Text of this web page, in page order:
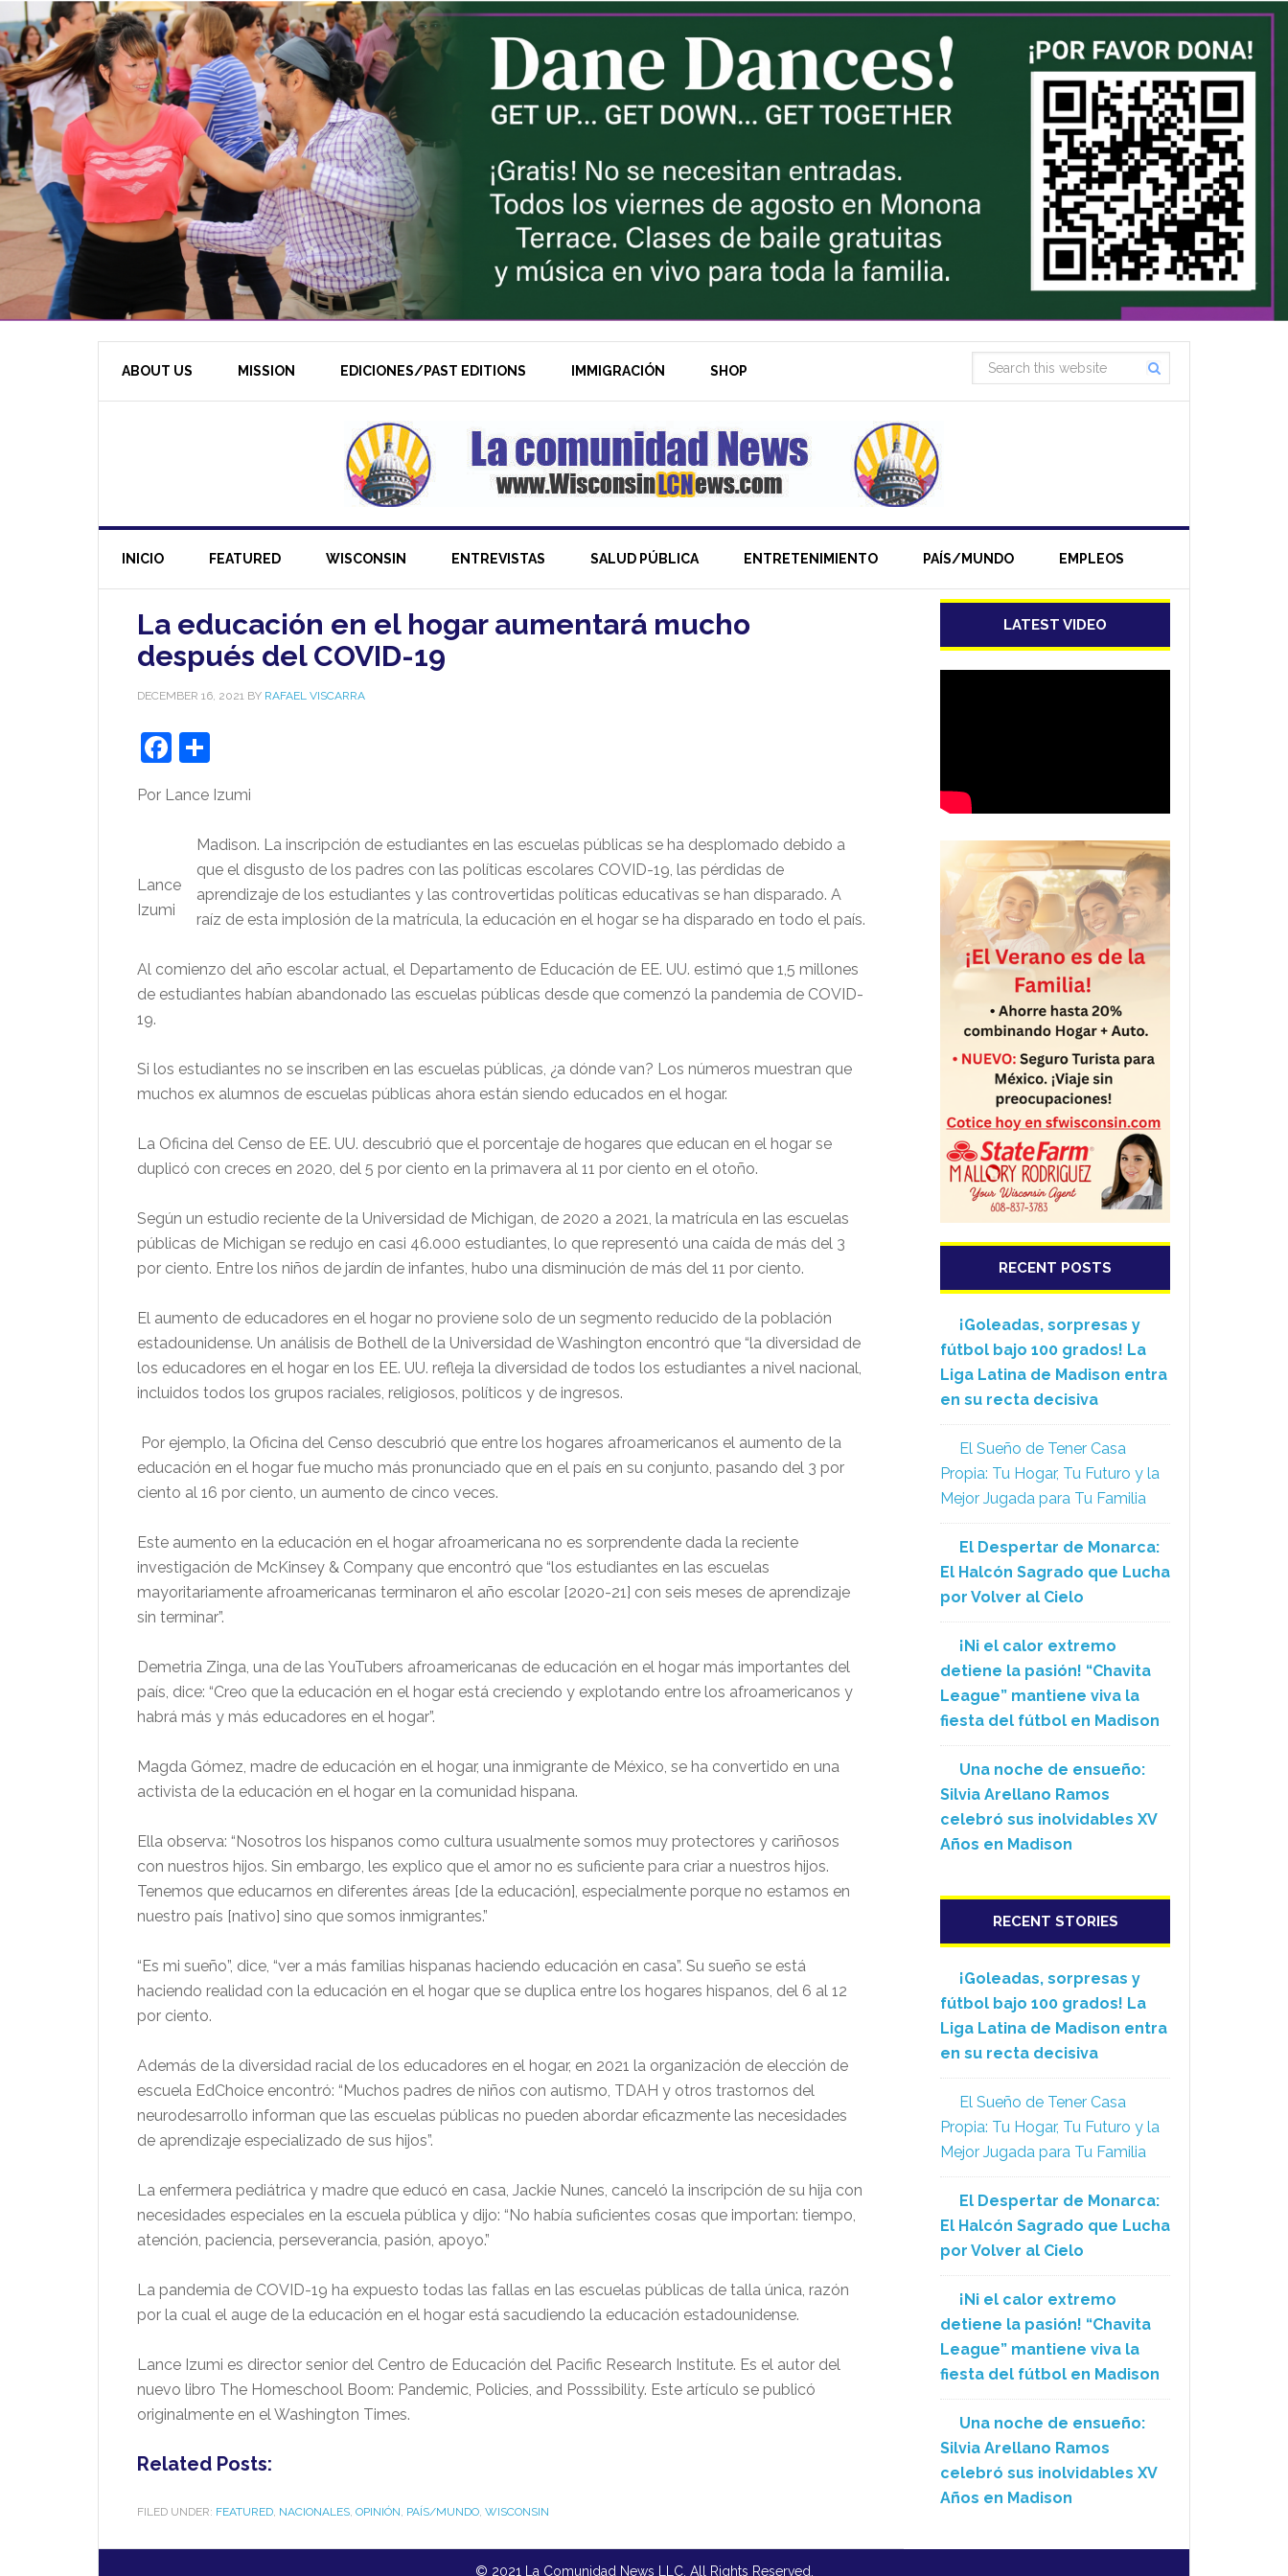
ABOUT US MISSION EDICIONES/PAST EDITIONS IMMIGRACIÓN SHOP
INICIO FEATURED WISCONSIN ENTREVISTAS SALUD PÚBLICA ENTRETENIMIENTO PAÍS/MUNDO EMPLEOS
La educación en el hogar aumentará mucho
después del COVID-19
DECEMBER 16, 2021 BY RAFAEL VISCARRA
Facebook
Por Lance Izumi
Lance
Izumi
Madison. La inscripción de estudiantes en las escuelas públicas se ha desplomado debido a
que el disgusto de los padres con las políticas escolares COVID-19, las pérdidas de
aprendizaje de los estudiantes y las controvertidas políticas educativas se han disparado. A
raíz de esta implosión de la matrícula, la educación en el hogar se ha disparado en todo el país.
Al comienzo del año escolar actual, el Departamento de Educación de EE. UU. estimó que 1,5 millones
de estudiantes habían abandonado las escuelas públicas desde que comenzó la pandemia de COVID-
19.
Si los estudiantes no se inscriben en las escuelas públicas, ¿a dónde van? Los números muestran que
muchos ex alumnos de escuelas públicas ahora están siendo educados en el hogar.
La Oficina del Censo de EE. UU. descubrió que el porcentaje de hogares que educan en el hogar se
duplicó con creces en 2020, del 5 por ciento en la primavera al 11 por ciento en el otoño.
Según un estudio reciente de la Universidad de Michigan, de 2020 a 2021, la matrícula en las escuelas
públicas de Michigan se redujo en casi 46.000 estudiantes, lo que representó una caída de más del 3
por ciento. Entre los niños de jardín de infantes, hubo una disminución de más del 11 por ciento.
El aumento de educadores en el hogar no proviene solo de un segmento reducido de la población
estadounidense. Un análisis de Bothell de la Universidad de Washington encontró que “la diversidad de
los educadores en el hogar en los EE. UU. refleja la diversidad de todos los estudiantes a nivel nacional,
incluidos todos los grupos raciales, religiosos, políticos y de ingresos.
Por ejemplo, la Oficina del Censo descubrió que entre los hogares afroamericanos el aumento de la
educación en el hogar fue mucho más pronunciado que en el país en su conjunto, pasando del 3 por
ciento al 16 por ciento, un aumento de cinco veces.
Este aumento en la educación en el hogar afroamericana no es sorprendente dada la reciente
investigación de McKinsey & Company que encontró que “los estudiantes en las escuelas
mayoritariamente afroamericanas terminaron el año escolar [2020-21] con seis meses de aprendizaje
sin terminar”.
Demetria Zinga, una de las YouTubers afroamericanas de educación en el hogar más importantes del
país, dice: “Creo que la educación en el hogar está creciendo y explotando entre los afroamericanos y
habrá más y más educadores en el hogar”.
Magda Gómez, madre de educación en el hogar, una inmigrante de México, se ha convertido en una
activista de la educación en el hogar en la comunidad hispana.
Ella observa: “Nosotros los hispanos como cultura usualmente somos muy protectores y cariñosos
con nuestros hijos. Sin embargo, les explico que el amor no es suficiente para criar a nuestros hijos.
Tenemos que educarnos en diferentes áreas [de la educación], especialmente porque no estamos en
nuestro país [nativo] sino que somos inmigrantes.”
“Es mi sueño”, dice, “ver a más familias hispanas haciendo educación en casa”. Su sueño se está
haciendo realidad con la educación en el hogar que se duplica entre los hogares hispanos, del 6 al 12
por ciento.
Además de la diversidad racial de los educadores en el hogar, en 2021 la organización de elección de
escuela EdChoice encontró: “Muchos padres de niños con autismo, TDAH y otros trastornos del
neurodesarrollo informan que las escuelas públicas no pueden abordar eficazmente las necesidades
de aprendizaje especializado de sus hijos”.
La enfermera pediátrica y madre que educó en casa, Jackie Nunes, canceló la inscripción de su hija con
necesidades especiales en la escuela pública y dijo: “No había suficientes cosas que importan: tiempo,
atención, paciencia, perseverancia, pasión, apoyo.”
La pandemia de COVID-19 ha expuesto todas las fallas en las escuelas públicas de talla única, razón
por la cual el auge de la educación en el hogar está sacudiendo la educación estadounidense.
Lance Izumi es director senior del Centro de Educación del Pacific Research Institute. Es el autor del
nuevo libro The Homeschool Boom: Pandemic, Policies, and Posssibility. Este artículo se publicó
originalmente en el Washington Times.
Related Posts:
FILED UNDER: FEATURED, NACIONALES, OPINIÓN, PAÍS/MUNDO, WISCONSIN
LATEST VIDEO
RECENT POSTS
¡Goleadas, sorpresas y
fútbol bajo 100 grados! La
Liga Latina de Madison entra
en su recta decisiva
El Sueño de Tener Casa
Propia: Tu Hogar, Tu Futuro y la
Mejor Jugada para Tu Familia
El Despertar de Monarca:
El Halcón Sagrado que Lucha
por Volver al Cielo
¡Ni el calor extremo
detiene la pasión! “Chavita
League” mantiene viva la
fiesta del fútbol en Madison
Una noche de ensueño:
Silvia Arellano Ramos
celebró sus inolvidables XV
Años en Madison
RECENT STORIES
¡Goleadas, sorpresas y
fútbol bajo 100 grados! La
Liga Latina de Madison entra
en su recta decisiva
El Sueño de Tener Casa
Propia: Tu Hogar, Tu Futuro y la
Mejor Jugada para Tu Familia
El Despertar de Monarca:
El Halcón Sagrado que Lucha
por Volver al Cielo
¡Ni el calor extremo
detiene la pasión! “Chavita
League” mantiene viva la
fiesta del fútbol en Madison
Una noche de ensueño:
Silvia Arellano Ramos
celebró sus inolvidables XV
Años en Madison
© 2021 La Comunidad News LLC. All Rights Reserved.